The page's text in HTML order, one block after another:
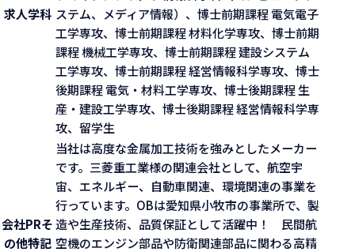
求人学科 ステム、メディア情報）、博士前期課程 電気電子
工学専攻、博士前期課程 材料化学専攻、博士前期
課程 機械工学専攻、博士前期課程 建設システム
工学専攻、博士前期課程 経営情報科学専攻、博士
後期課程 電気・材料工学専攻、博士後期課程 生
産・建設工学専攻、博士後期課程 経営情報科学専
攻、留学生
会社PRそ
の他特記
当社は高度な金属加工技術を強みとしたメーカー
です。三菱重工業様の関連会社として、航空宇
宙、エネルギー、自動車関連、環境関連の事業を
行っています。OBは愛知県小牧市の事業所で、製
造や生産技術、品質保証として活躍中！ 民間航
空機のエンジン部品や防衛関連部品に関わる高精